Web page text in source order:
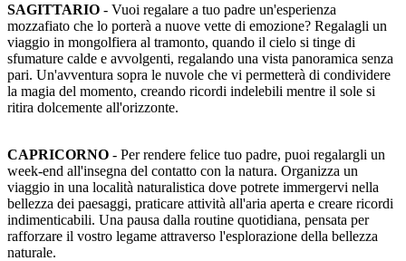
SAGITTARIO - Vuoi regalare a tuo padre un'esperienza
mozzafiato che lo porterà a nuove vette di emozione? Regalagli un
viaggio in mongolfiera al tramonto, quando il cielo si tinge di
sfumature calde e avvolgenti, regalando una vista panoramica senza
pari. Un'avventura sopra le nuvole che vi permetterà di condividere
la magia del momento, creando ricordi indelebili mentre il sole si
ritira dolcemente all'orizzonte.
CAPRICORNO - Per rendere felice tuo padre, puoi regalargli un
week-end all'insegna del contatto con la natura. Organizza un
viaggio in una località naturalistica dove potrete immergervi nella
bellezza dei paesaggi, praticare attività all'aria aperta e creare ricordi
indimenticabili. Una pausa dalla routine quotidiana, pensata per
rafforzare il vostro legame attraverso l'esplorazione della bellezza
naturale.